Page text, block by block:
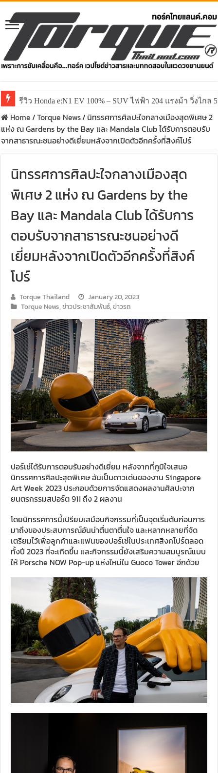
รีวิว ลองขับ All New GWM HAVAL H6 ปรับโฉมหน้าใหม่
Home/Torque News/ นิทรรศการศิลปะใจกลางเมืองสุดพิเศษ 2
แห่ง ณ Gardens by the Bay และ Mandala Club ได้รับการตอบรับ
จากสาธารณะชนอย่างดีเยี่ยมหลังจากเปิดตัวอีกครั้งที่สิงค์โปร์
นิทรรศการศิลปะใจกลางเมืองสุด
พิเศษ 2 แห่ง ณ Gardens by the
Bay และ Mandala Club ได้รับการ
ตอบรับจากสาธารณะชนอย่างดี
เยี่ยมหลังจากเปิดตัวอีกครั้งที่สิงค์
โปร์
Torque Thailand
January 20, 2023
Torque News,ข่าวประชาสัมพันธ์,ข่าวรถ
ปอร์เช่ได้รับการตอบรับอย่างดีเยี่ยม หลังจากที่ภูมิใจเสนอ
นิทรรศการศิลปะสุดพิเศษ อันเป็นดาวเด่นของงาน Singapore
Art Week 2023 ประกอบด้วยการจัดแสดงผลงานศิลปะจาก
ยนตรกรรมสปอร์ต 911 ถึง 2 ผลงาน
โดยนิทรรศการนี้เปรียบเสมือนกิจกรรมที่เป็นจุดเริ่มต้นก่อนการ
มาถึงของประสบการณ์อันน่าตื่นตาตื่นใจ และหลากหลายที่จัด
เตรียมไว้เพื่อลูกค้าและแฟนของปอร์เช่ในประเทศสิงคโปร์ตลอด
ทั้งปี 2023 ที่จะเกิดขึ้น และกิจกรรมนี้ยังเสริมความสมบูรณ์แบบ
ให้ Porsche NOW Pop-up แห่งใหม่ใน Guoco Tower อีกด้วย